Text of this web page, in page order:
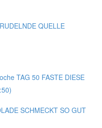
QUELLE
TAG 50 FASTE DIESE
SCHMECKT SO GUT